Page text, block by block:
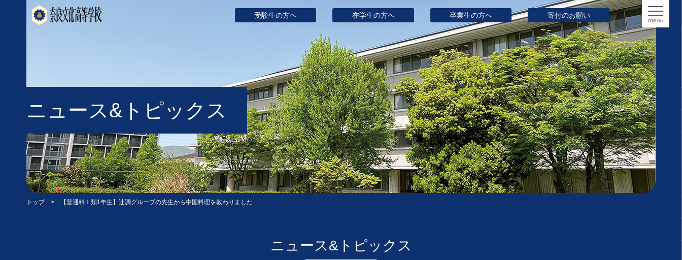
受験生の方へ 在学生の方へ 卒業生の方へ 寄付のお願い
ニュース&トピックス
トップ> 【普通科Ⅰ類1年生】辻調グループの先生から中国料理を教わりました
ニュース&トピックス